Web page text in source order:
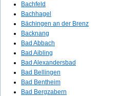
Bachfeld
Bachhagel
Bächingen an der Brenz
Backnang
Bad Abbach
Bad Aibling
Bad Alexandersbad
Bad Bellingen
Bad Bentheim
Bad Bergzabern